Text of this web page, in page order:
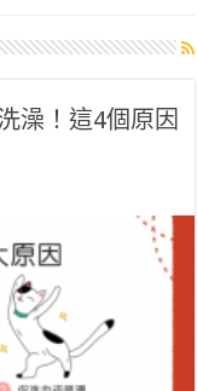
澡！這4個原因